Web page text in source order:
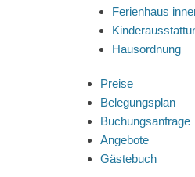
Ferienhaus
Hausordnung
Preise
Belegungsplan
Buchungsanfrage
Angebote
Gästebuch